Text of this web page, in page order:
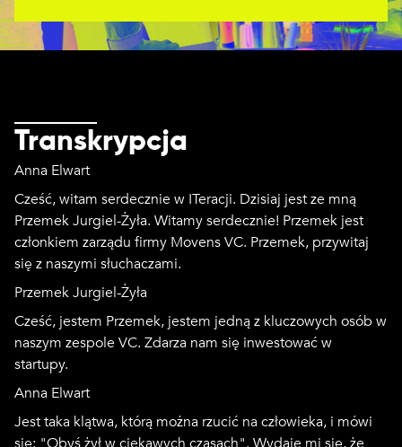
Transkrypcja
Anna Elwart
Cześć, witam serdecznie w ITeracji. Dzisiaj jest ze mną
Przemek Jurgiel-Żyła. Witamy serdecznie! Przemek jest
członkiem zarządu firmy Movens VC. Przemek, przywitaj
się z naszymi słuchaczami.
Przemek Jurgiel-Żyła
Cześć, jestem Przemek, jestem jedną z kluczowych osób w
naszym zespole VC. Zdarza nam się inwestować w
startupy.
Anna Elwart
Jest taka klątwa, którą można rzucić na człowieka, i mówi